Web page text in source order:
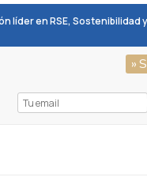
líder en RSE, Sostenibilidad y
»